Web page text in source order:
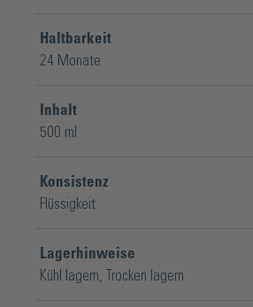
Haltbarkeit
24 Monate
Inhalt
500 ml
Konsistenz
Flüssigkeit
Lagerhinweise
Kühl lagern , Trocken lagern